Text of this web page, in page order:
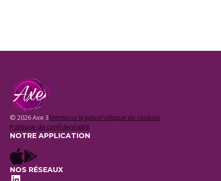
© 2026 Axe 3Mentions legalesPolitique de cookies
Politique de confidentialité
NOTRE APPLICATION
NOS RÉSEAUX